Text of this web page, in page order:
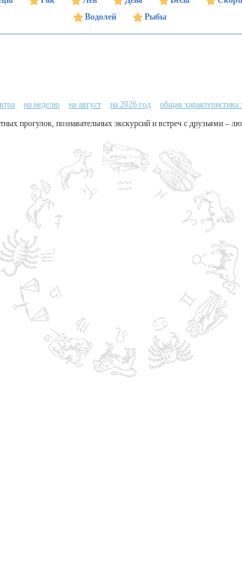
Водолей
Рыбы
на неделю на август на 2026 год
общая характеристика
прогулок, познавательных экскурсий и встреч с друзьями –